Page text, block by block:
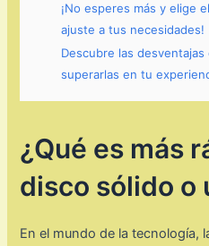
¡No esperes más y elige
ajuste a tus necesidades!
Descubre las desventajas
superarlas en tu
¿Qué es más
disco sólido o
En el mundo de la tecnología,